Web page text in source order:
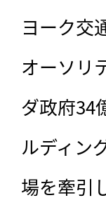
ヨーク交
オーソリ
ダ政府34
ルディン
場を牽引